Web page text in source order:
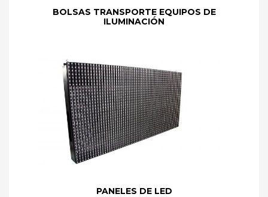
BOLSAS TRANSPORTE EQUIPOS DE
ILUMINACIÓN
PANELES DE LED